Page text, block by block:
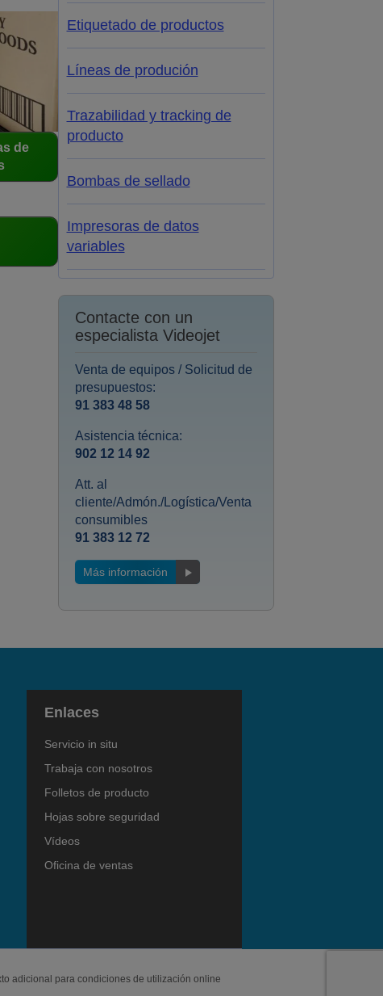
de
Etiquetado de productos
Líneas de produción
Trazabilidad y tracking de
producto
Bombas de sellado
Impresoras de datos
variables
Contacte con un
especialista Videojet
Venta de equipos / Solicitud de
presupuestos:
91 383 48 58
Asistencia técnica:
902 12 14 92
Att. al
cliente/Admón./Logística/Venta
consumibles
91 383 12 72
Más información
Enlaces
Servicio in situ
Trabaja con nosotros
Folletos de producto
Hojas sobre seguridad
Vídeos
Oficina de ventas
adicional para condiciones de utilización online